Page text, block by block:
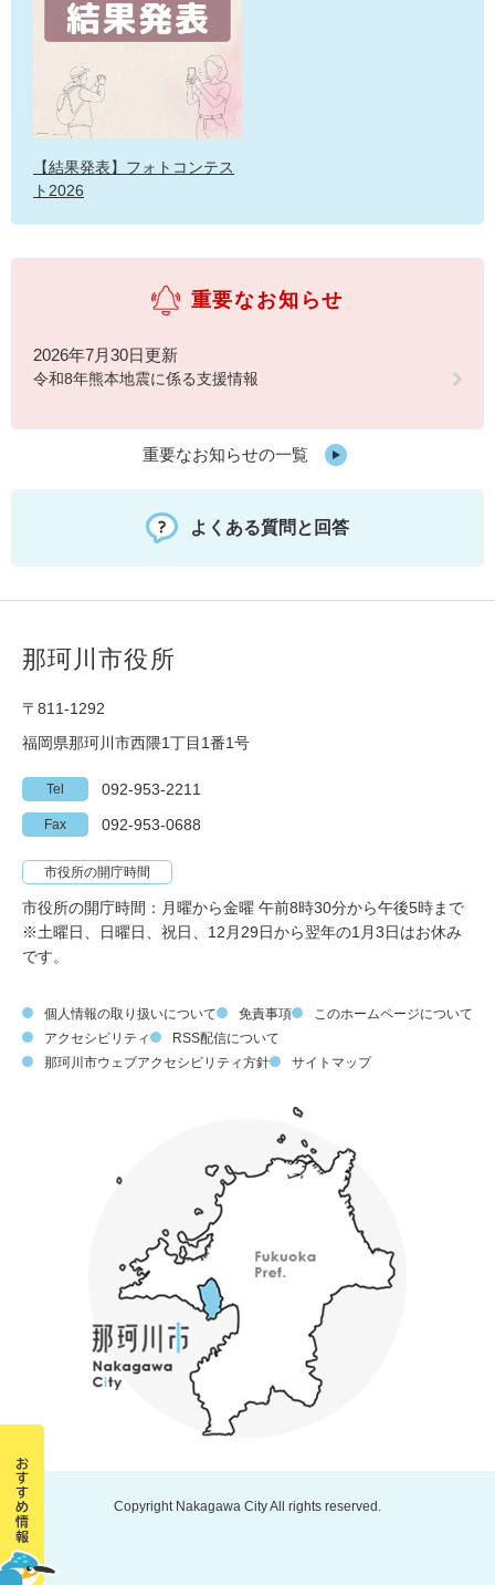
【結果発表】フォトコンテス
ト2026
重要なお知らせ
2026年7月30日更新
令和8年熊本地震に係る支援情報
重要なお知らせの一覧
よくある質問と回答
那珂川市役所
〒811-1292
福岡県那珂川市西隈1丁目1番1号
Tel 092-953-2211
Fax 092-953-0688
市役所の開庁時間
市役所の開庁時間：月曜から金曜 午前8時30分から午後5時まで
※土曜日、日曜日、祝日、12月29日から翌年の1月3日はお休み
です。
個人情報の取り扱いについて 免責事項
このホームページについて
アクセシビリティ
RSS配信について
那珂川市ウェブアクセシビリティ方針
サイトマップ
Copyright Nakagawa City All rights reserved.
川